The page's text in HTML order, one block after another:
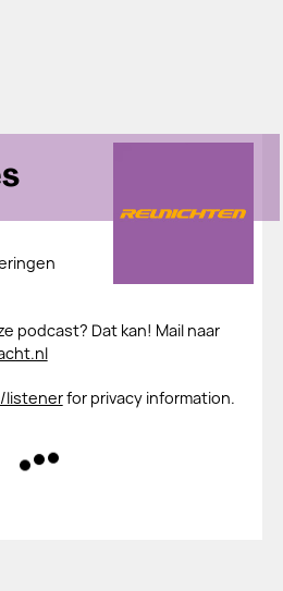
podcast? Dat kan! Mail naar
listenerfor privacy information.